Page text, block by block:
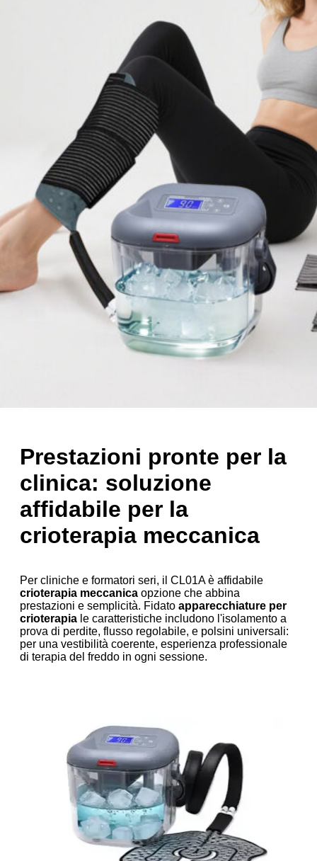
Prestazioni pronte per la
clinica: soluzione
affidabile per la
crioterapia meccanica
Per cliniche e formatori seri, il CL01A è affidabile
crioterapia meccanica opzione che abbina
prestazioni e semplicità. Fidato apparecchiature per
crioterapia le caratteristiche includono l'isolamento a
prova di perdite, flusso regolabile, e polsini universali:
per una vestibilità coerente, esperienza professionale
di terapia del freddo in ogni sessione.